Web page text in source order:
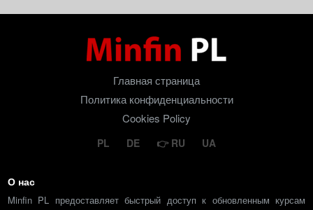
Главная страница
Политика конфиденциальности
Cookies Policy
PL DE RU UA
О нас
Minfin PL предоставляет быстрый доступ к обновленным курсам